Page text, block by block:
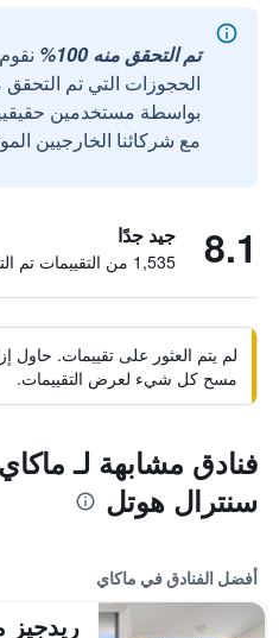
تم التحقق منه 100%
الحجوزات التي تم
مع شركائنا الخارجيين
8.1 جيد جدًا
1,535 من التقييمات تم التحقق منها
لم يتم العثور على تقييمات. حاول
مسح كل شيء لعرض التقييمات.
فنادق مشابهة لـ
سنترال هوتل
أفضل الفنادق في ماكاي